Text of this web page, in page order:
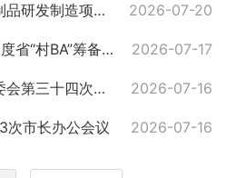
广东汇通高端医用乳胶制品研发制造项目签约落户汨罗 2026-07-20
距开赛还有5天！汨罗调度省“村BA”筹备工作 2026-07-17
汨罗市第十三届人大常委会第三十四次会议举行 2026-07-16
次市长办公会议 2026-07-16